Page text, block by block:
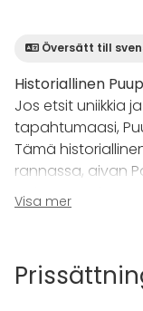
Översätt till
Historiallinen
Jos etsit uniikkia
tapahtumaasi,
Tämä
rannassa, aivan
tarjoaa
juhlatilaisuuksille.
Oma baari ja
Visa mer